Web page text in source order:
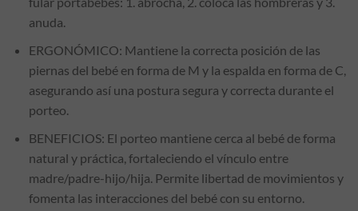
anuda.
ERGONÓMICO: Mantiene la correcta posición de las
piernas del bebé en forma de M y la espalda en forma de C,
asegurando así una postura segura y correcta durante el
porteo.
BENEFICIOS: El porteo mantiene cerca al bebé de forma
natural y práctica, fortaleciendo el vínculo entre
madre/padre-hijo/hija. Permite libertad de movimientos y
fomenta las interacciones del bebé con su entorno.